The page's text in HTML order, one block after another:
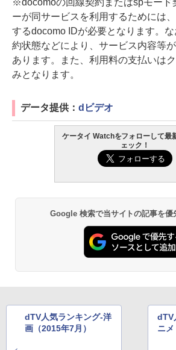
※docomoの回線契約またはspモード
ーが同サービスを利用するためには
するdocomo IDが必要となります。
約状態などにより、サービス内容等
あります。また、利用料の支払いは
みとなります。
データ提供： dビデオ
ケータイ Watchをフォローして最
ェック！
Google 検索で当サイトの記事を優
dTV人気ランキング-洋
画（2015年7月）
dTV
ニメ